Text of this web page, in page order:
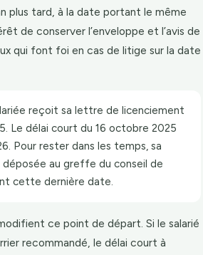
plus tard, à la date portant le même
de conserver l’enveloppe et l’avis de
qui font foi en cas de litige sur la date
reçoit sa lettre de licenciement
Le délai court du 16 octobre 2025
Pour rester dans les temps, sa
au greffe du conseil de
cette dernière date.
ce point de départ. Si le salarié
recommandé, le délai court à